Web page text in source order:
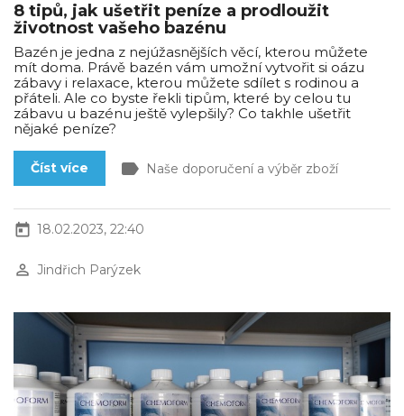
8 tipů, jak ušetřit peníze a prodloužit
životnost vašeho bazénu
Bazén je jedna z nejúžasnějších věcí, kterou můžete
mít doma. Právě bazén vám umožní vytvořit si oázu
zábavy i relaxace, kterou můžete sdílet s rodinou a
přáteli. Ale co byste řekli tipům, které by celou tu
zábavu u bazénu ještě vylepšily? Co takhle ušetřit
nějaké peníze?
Číst více label Naše doporučení a výběr zboží
today 18.02.2023, 22:40
perm_identity Jindřich Parýzek